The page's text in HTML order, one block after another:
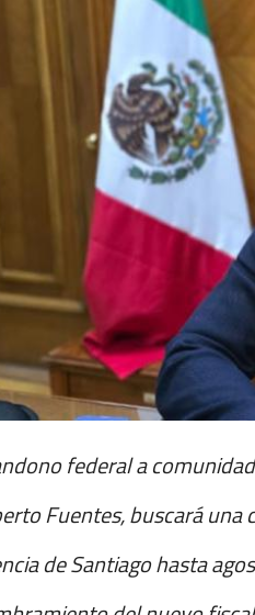
federal a
Fuentes, buscará una
de Santiago hasta